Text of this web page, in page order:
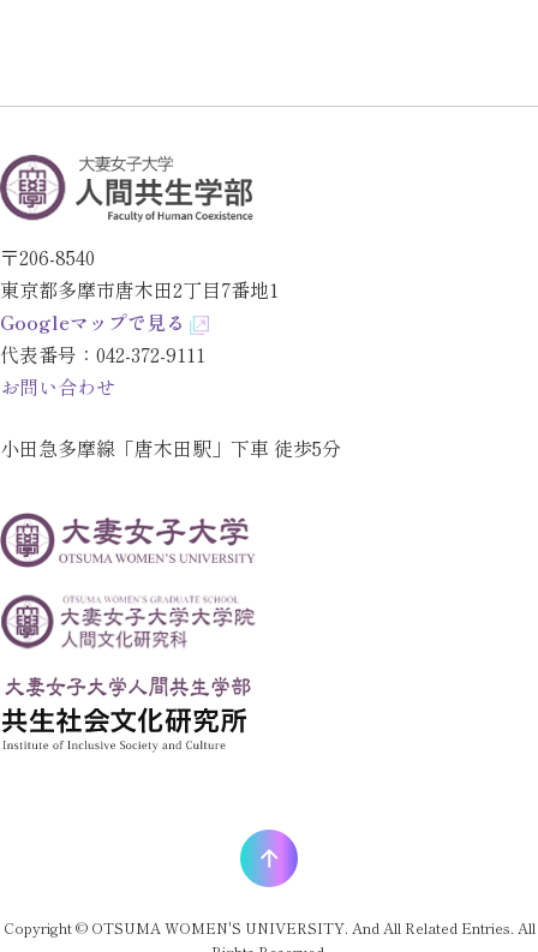
〒206-8540
東京都多摩市唐木田2丁目7番地1
Googleマップで見る
代表番号： 042-372-9111
お問い合わせ
小田急多摩線「唐木田駅」下車 徒歩5分
Copyright © OTSUMA WOMEN'S UNIVERSITY. And All Related Entries. All